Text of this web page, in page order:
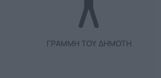
ΓΡΑΜΜΗ ΤΟΥ ΔΗΜΟΤΗ